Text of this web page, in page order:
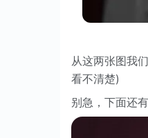
从这两张图我
看不清楚)
别急，下面还